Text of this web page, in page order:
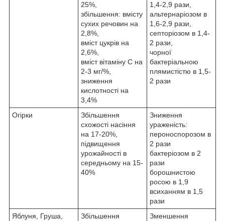
25%,
збільшення: вмісту
сухих речовин на
2,8%,
вміст цукрів на
2,6%,
вміст вітаміну С на
2-3 мг/%,
зниження
кислотності на
3,4%
1,4-2,9 рази,
альтернаріозом в
1,6-2,9 рази,
септоріозом в 1,4-
2 рази,
чорної
бактеріальною
плямистістю в 1,5-
2 рази
Огірки
Збільшення
схожості насіння
на 17-20%,
підвищення
урожайності в
середньому на 15-
40%
Зниження
ураженість:
пероноспорозом в
2 рази
бактеріозом в 2
рази
борошнистою
росою в 1,9
всиханням в 1,5
рази
Яблуня, Груша,
Збільшення
Зменшення